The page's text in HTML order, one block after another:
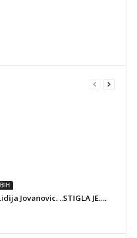
BIH
Jovanovic. ..STIGLA JE….